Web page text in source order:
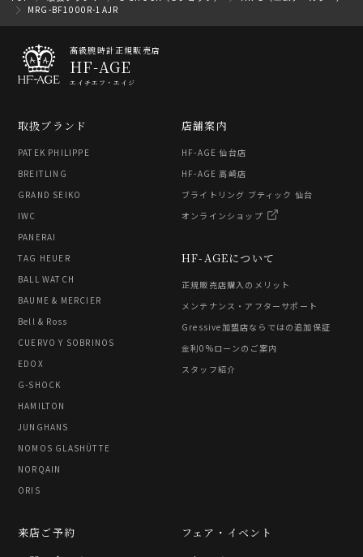
MRG-BF1000R-1AJR
高級腕時計正規販売店
HF-AGE
エイチエフ・エイジ
取扱ブランド
PATEK PHILIPPE
BREITLING
GRAND SEIKO
IWC
PANERAI
TAG HEUER
BALL WATCH
BAUME & MERCIER
Bell & Ross
CUERVO Y SOBRINOS
EDOX
G-SHOCK
HAMILTON
JUNGHANS
NOMOS GLASHÜTTE
NORQAIN
ORIS
HF-AGEについて
正規販売店購入のメリット
メンテナンス・アフターサポート
Gressive加盟店ならではの追加保証
金利0%ローンのご案内
スタッフ紹介
店舗案内
HF-AGE 仙台店
HF-AGE 高崎店
ブライトリング ブティック 仙台
オンラインショップ
フェア・イベント
来店ご予約